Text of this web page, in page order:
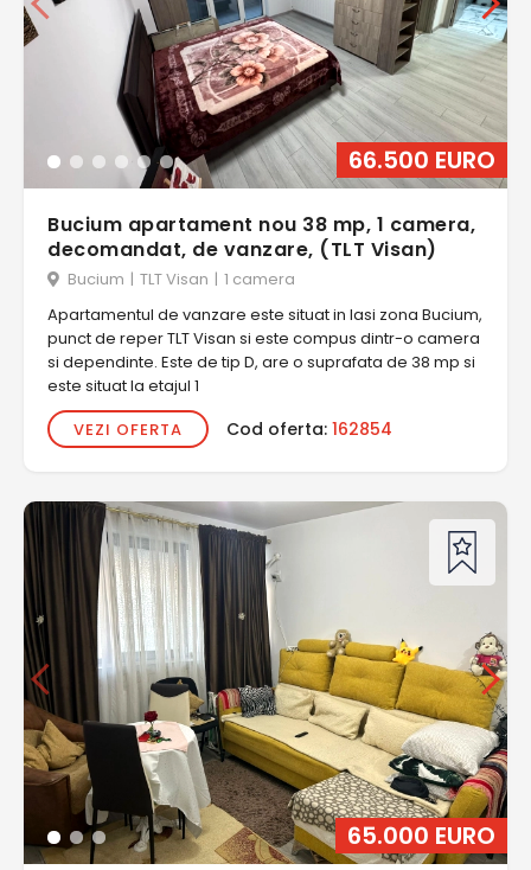
66.500 EURO
Bucium apartament nou 38 mp, 1 camera,
decomandat, de vanzare, (TLT Visan)
Bucium | TLT Visan | 1 camera
Apartamentul de vanzare este situat in Iasi zona Bucium,
punct de reper TLT Visan si este compus dintr-o camera
si dependinte. Este de tip D, are o suprafata de 38 mp si
este situat la etajul 1
VEZI OFERTA
Cod oferta: 162854
65.000 EURO